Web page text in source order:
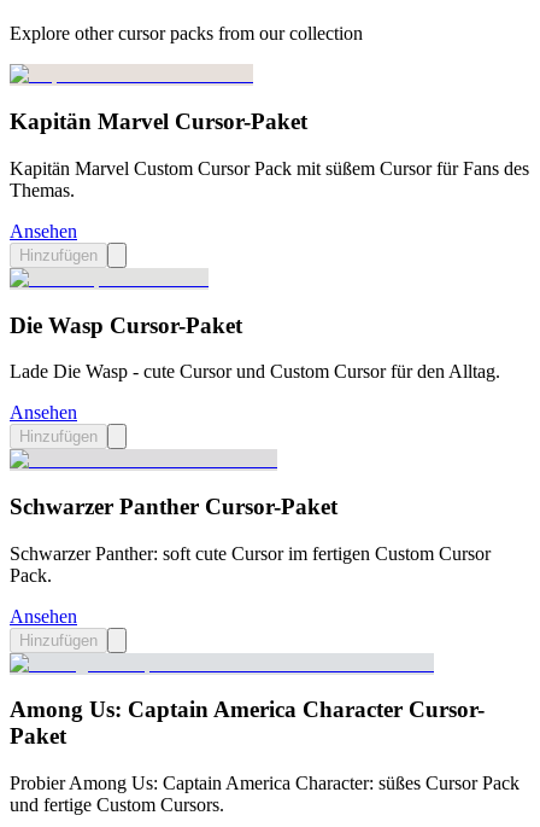
Explore other cursor packs from our collection
Kapitän Marvel Cursor-Paket
Kapitän Marvel Custom Cursor Pack mit süßem Cursor für Fans des
Themas.
Ansehen
Hinzufügen
Die Wasp Cursor-Paket
Lade Die Wasp - cute Cursor und Custom Cursor für den Alltag.
Ansehen
Hinzufügen
Schwarzer Panther Cursor-Paket
Schwarzer Panther: soft cute Cursor im fertigen Custom Cursor
Pack.
Ansehen
Hinzufügen
Among Us: Captain America Character Cursor-
Paket
Probier Among Us: Captain America Character: süßes Cursor Pack
und fertige Custom Cursors.